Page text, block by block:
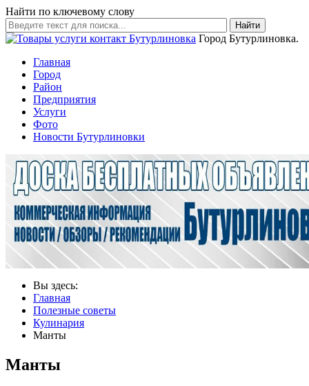
Найти по ключевому слову
Найти
Город Бутурлиновка.
Главная
Город
Район
Предприятия
Услуги
Фото
Новости Бутурлиновки
Вы здесь:
Главная
Полезные советы
Кулинария
Манты
Манты